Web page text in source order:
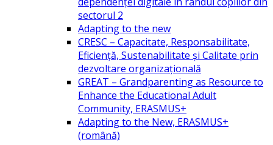
sectorul 2
Adapting to the new
CRESC – Capacitate, Responsabilitate,
Eficiență, Sustenabilitate și Calitate prin
dezvoltare organizațională
GREAT – Grandparenting as Resource to
Enhance the Educational Adult
Community, ERASMUS+
Adapting to the New, ERASMUS+
(română)